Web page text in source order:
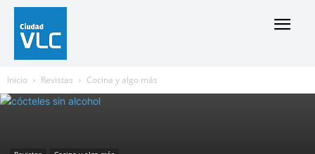
Inicio Revistas Cocina y algo más